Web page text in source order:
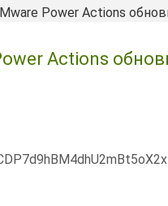
Power Actions
Actions